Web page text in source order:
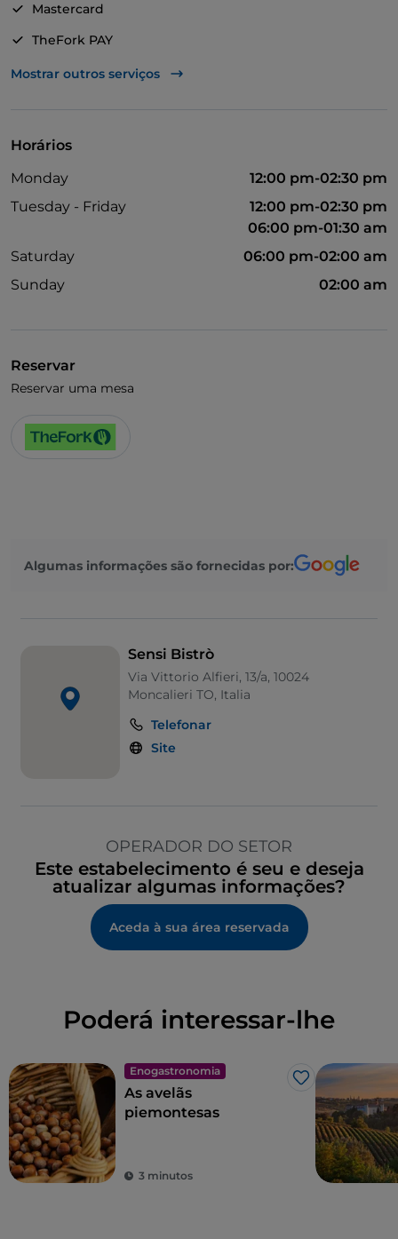
Mastercard
TheFork PAY
UnionPay via TheFork PAY
Mostrar outros serviços
Horários
Monday
12:00 pm-02:30 pm
Tuesday - Friday
12:00 pm-02:30 pm
06:00 pm-01:30 am
Saturday
06:00 pm-02:00 am
Sunday
02:00 am
Reservar
Reservar uma mesa
Algumas informações são fornecidas por:
Sensi Bistrò
Via Vittorio Alfieri, 13/a, 10024
Moncalieri TO, Italia
Telefonar
Site
OPERADOR DO SETOR
Este estabelecimento é seu e deseja
atualizar algumas informações?
Aceda à sua área reservada
Poderá interessar-lhe
Enogastronomia
Gosto
As avelãs
piemontesas
3 minutos